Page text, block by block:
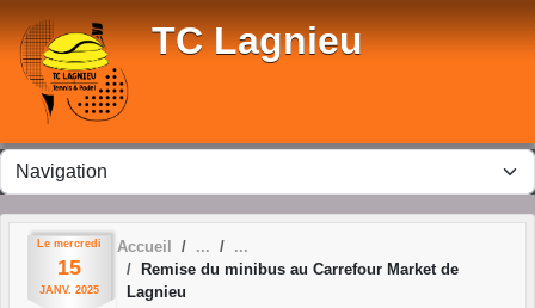
TC Lagnieu
Le mercredi
15
JANV. 2025
Accueil
Remise du minibus au Carrefour Market de
Lagnieu